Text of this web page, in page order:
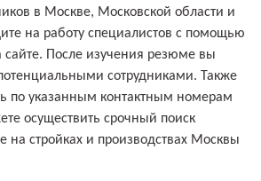
в Москве, Московской области и
на работу специалистов с помощью
сайте. После изучения резюме вы
сотрудниками. Также
по указанным контактным номерам
осуществить срочный поиск
на стройках и производствах Москвы